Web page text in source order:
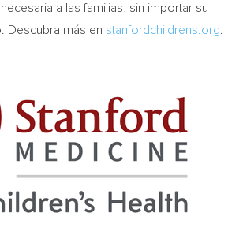
a las familias, sin importar su
Descubra más en stanfordchildrens.org